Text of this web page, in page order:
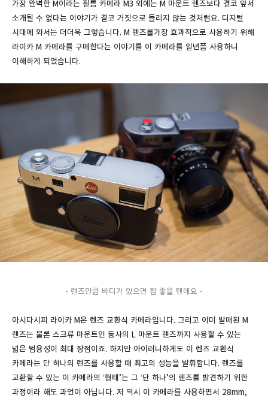
가장 완벽한 M이라는 필름 카메라 M3 외에는 M 마운트 렌즈보다 결코 앞서
소개될 수 없다는 이야기가 결코 거짓으로 들리지 않는 것처럼요. 디지털
시대에 와서는 더더욱 그렇습니다. M 렌즈를가장 효과적으로 사용하기 위해
라이카 M 카메라를 구매한다는 이야기를 이 카메라를 일년쯤 사용하니
이해하게 되었습니다.
- 렌즈만큼 바디가 있으면 참 좋을 텐데요 -
아시다시피 라이카 M은 렌즈 교환식 카메라입니다. 그리고 이미 발매된 M
렌즈는 물론 스크류 마운트인 동사의 L 마운트 렌즈까지 사용할 수 있는
넓은 범용성이 최대 장점이죠. 하지만 아이러니하게도 이 렌즈 교환식
카메라는 단 하나의 렌즈를 사용할 때 최고의 성능을 발휘합니다. 렌즈를
교환할 수 있는 이 카메라의 ‘형태’는 그 ‘단 하나’의 렌즈를 발견하기 위한
과정이라 해도 과언이 아닙니다. 저 역시 이 카메라를 사용하면서 28mm,